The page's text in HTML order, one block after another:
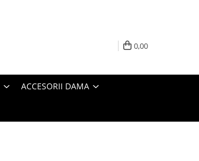
0,00
ACCESORII DAMA